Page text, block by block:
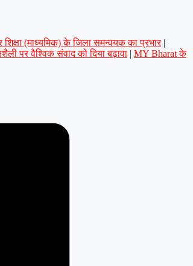
शिक्षा (माध्यमिक) के जिला समन्वयक का प्रभार |
पर वैश्विक संवाद को दिया बढ़ावा | MY Bharat के